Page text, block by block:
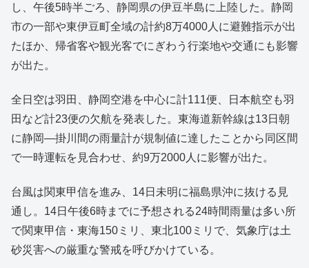
し、午後5時半ごろ、静岡県の伊豆半島に上陸した。静岡
市の一部や東伊豆町全域の計約8万4000人に避難指示が出
たほか、帰省客や観光客でにぎわう行楽地や交通にも影響
が出た。
全日空は羽田、静岡空港を中心に計111便、日本航空も羽
田など計23便の欠航を発表した。東海道新幹線は13日朝
に静岡―掛川間の雨量計が規制値に達したことから同区間
で一時運転を見合わせ、約9万2000人に影響が出た。
台風は関東甲信を進み、14日未明に福島県沖に抜ける見
通し。14日午後6時までに予想される24時間雨量は多い所
で関東甲信・東海150ミリ、東北100ミリで、気象庁は土
砂災害への厳重な警戒を呼びかけている。